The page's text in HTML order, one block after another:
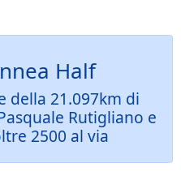
Half
della 21.097km di
Rutigliano e
2500 al via